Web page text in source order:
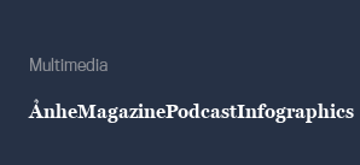
Multimedia
ẢnheMagazinePodcastInfographics